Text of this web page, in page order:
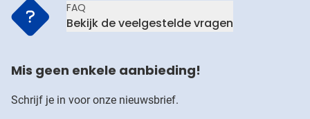
FAQ
Bekijk de veelgestelde vragen
Mis geen enkele aanbieding!
Schrijf je in voor onze nieuwsbrief.